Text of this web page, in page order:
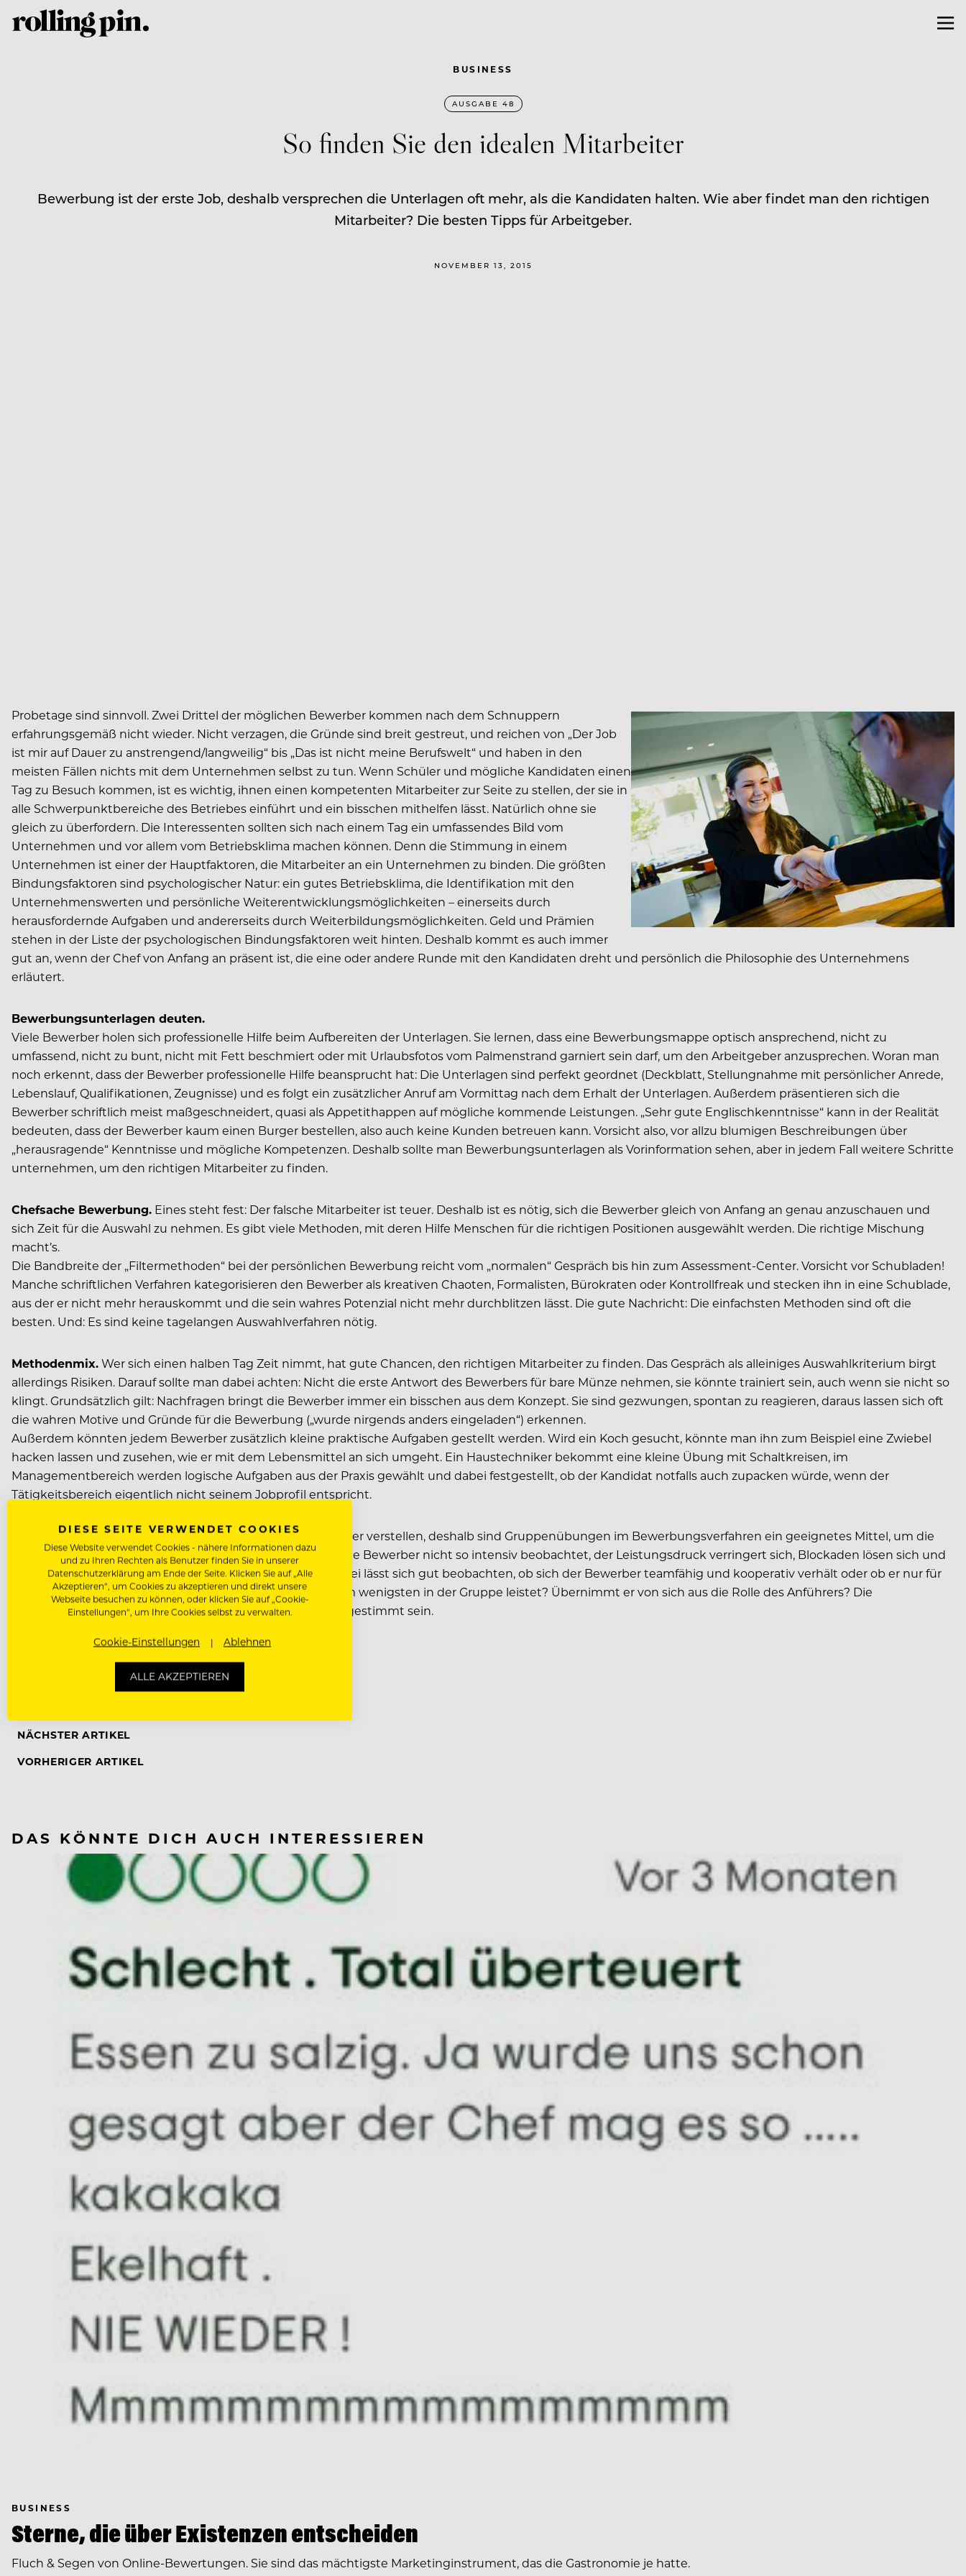
BUSINESS
AUSGABE 48
So finden Sie den idealen Mitarbeiter
Bewerbung ist der erste Job, deshalb versprechen die Unterlagen oft mehr, als die Kandidaten halten. Wie aber findet man den richtigen
Mitarbeiter? Die besten Tipps für Arbeitgeber.
NOVEMBER 13, 2015
Probetage sind sinnvoll. Zwei Drittel der möglichen Bewerber kommen nach dem Schnuppern
erfahrungsgemäß nicht wieder. Nicht verzagen, die Gründe sind breit gestreut, und reichen von „Der Job
ist mir auf Dauer zu anstrengend/langweilig“ bis „Das ist nicht meine Berufswelt“ und haben in den
meisten Fällen nichts mit dem Unternehmen selbst zu tun. Wenn Schüler und mögliche Kandidaten einen
Tag zu Besuch kommen, ist es wichtig, ihnen einen kompetenten Mitarbeiter zur Seite zu stellen, der sie in
alle Schwerpunktbereiche des Betriebes einführt und ein bisschen mithelfen lässt. Natürlich ohne sie
gleich zu überfordern. Die Interessenten sollten sich nach einem Tag ein umfassendes Bild vom
Unternehmen und vor allem vom Betriebsklima machen können. Denn die Stimmung in einem
Unternehmen ist einer der Hauptfaktoren, die Mitarbeiter an ein Unternehmen zu binden. Die größten
Bindungsfaktoren sind psychologischer Natur: ein gutes Betriebsklima, die Identifikation mit den
Unternehmenswerten und persönliche Weiterentwicklungsmöglichkeiten – einerseits durch
herausfordernde Aufgaben und andererseits durch Weiterbildungsmöglichkeiten. Geld und Prämien
stehen in der Liste der psychologischen Bindungsfaktoren weit hinten. Deshalb kommt es auch immer
gut an, wenn der Chef von Anfang an präsent ist, die eine oder andere Runde mit den Kandidaten dreht und persönlich die Philosophie des Unternehmens
erläutert.
Bewerbungsunterlagen deuten.
Viele Bewerber holen sich professionelle Hilfe beim Aufbereiten der Unterlagen. Sie lernen, dass eine Bewerbungsmappe optisch ansprechend, nicht zu
umfassend, nicht zu bunt, nicht mit Fett beschmiert oder mit Urlaubsfotos vom Palmenstrand garniert sein darf, um den Arbeitgeber anzusprechen. Woran man
noch erkennt, dass der Bewerber professionelle Hilfe beansprucht hat: Die Unterlagen sind perfekt geordnet (Deckblatt, Stellungnahme mit persönlicher Anrede,
Lebenslauf, Qualifikationen, Zeugnisse) und es folgt ein zusätzlicher Anruf am Vormittag nach dem Erhalt der Unterlagen. Außerdem präsentieren sich die
Bewerber schriftlich meist maßgeschneidert, quasi als Appetithappen auf mögliche kommende Leistungen. „Sehr gute Englischkenntnisse“ kann in der Realität
bedeuten, dass der Bewerber kaum einen Burger bestellen, also auch keine Kunden betreuen kann. Vorsicht also, vor allzu blumigen Beschreibungen über
„herausragende“ Kenntnisse und mögliche Kompetenzen. Deshalb sollte man Bewerbungsunterlagen als Vorinformation sehen, aber in jedem Fall weitere Schritte
unternehmen, um den richtigen Mitarbeiter zu finden.
Chefsache Bewerbung. Eines steht fest: Der falsche Mitarbeiter ist teuer. Deshalb ist es nötig, sich die Bewerber gleich von Anfang an genau anzuschauen und
sich Zeit für die Auswahl zu nehmen. Es gibt viele Methoden, mit deren Hilfe Menschen für die richtigen Positionen ausgewählt werden. Die richtige Mischung
macht’s.
Die Bandbreite der „Filtermethoden“ bei der persönlichen Bewerbung reicht vom „normalen“ Gespräch bis hin zum Assessment-Center. Vorsicht vor Schubladen!
Manche schriftlichen Verfahren kategorisieren den Bewerber als kreativen Chaoten, Formalisten, Bürokraten oder Kontrollfreak und stecken ihn in eine Schublade,
aus der er nicht mehr herauskommt und die sein wahres Potenzial nicht mehr durchblitzen lässt. Die gute Nachricht: Die einfachsten Methoden sind oft die
besten. Und: Es sind keine tagelangen Auswahlverfahren nötig.
Methodenmix.Wer sich einen halben Tag Zeit nimmt, hat gute Chancen, den richtigen Mitarbeiter zu finden. Das Gespräch als alleiniges Auswahlkriterium birgt
allerdings Risiken. Darauf sollte man dabei achten: Nicht die erste Antwort des Bewerbers für bare Münze nehmen, sie könnte trainiert sein, auch wenn sie nicht so
klingt. Grundsätzlich gilt: Nachfragen bringt die Bewerber immer ein bisschen aus dem Konzept. Sie sind gezwungen, spontan zu reagieren, daraus lassen sich oft
die wahren Motive und Gründe für die Bewerbung („wurde nirgends anders eingeladen“) erkennen.
Außerdem könnten jedem Bewerber zusätzlich kleine praktische Aufgaben gestellt werden. Wird ein Koch gesucht, könnte man ihn zum Beispiel eine Zwiebel
hacken lassen und zusehen, wie er mit dem Lebensmittel an sich umgeht. Ein Haustechniker bekommt eine kleine Übung mit Schaltkreisen, im
Managementbereich werden logische Aufgaben aus der Praxis gewählt und dabei festgestellt, ob der Kandidat notfalls auch zupacken würde, wenn der
Tätigkeitsbereich eigentlich nicht seinem Jobprofil entspricht.
Teamarbeit.Im Umgang mit anderen kann man sich schwer verstellen, deshalb sind Gruppenübungen im Bewerbungsverfahren ein geeignetes Mittel, um die
Spreu vom Weizen zu trennen. In der Gruppe fühlen sich die Bewerber nicht so intensiv beobachtet, der Leistungsdruck verringert sich, Blockaden lösen sich und
es entstehen mitunter sogar recht lockere Gespräche. Dabei lässt sich gut beobachten, ob sich der Bewerber teamfähig und kooperativ verhält oder ob er nur für
sich selbst arbeitet. Will er sich gut darstellen, obwohl er am wenigsten in der Gruppe leistet? Übernimmt er von sich aus die Rolle des Anführers? Die
Aufgabenstellungen sollten auf das Anforderungsprofil abgestimmt sein.
NÄCHSTER ARTIKEL
VORHERIGER ARTIKEL
DAS KÖNNTE DICH AUCH INTERESSIEREN
BUSINESS
Sterne, die über Existenzen entscheiden
Fluch & Segen von Online-Bewertungen. Sie sind das mächtigste Marketinginstrument, das die Gastronomie je hatte.
DIESE SEITE VERWENDET COOKIES
Diese Website verwendet Cookies - nähere Informationen dazu
und zu Ihren Rechten als Benutzer finden Sie in unserer
Datenschutzerklärung am Ende der Seite. Klicken Sie auf „Alle
Akzeptieren“, um Cookies zu akzeptieren und direkt unsere
Webseite besuchen zu können, oder klicken Sie auf „Cookie-
Einstellungen“, um Ihre Cookies selbst zu verwalten.
Cookie-Einstellungen Ablehnen
ALLE AKZEPTIEREN